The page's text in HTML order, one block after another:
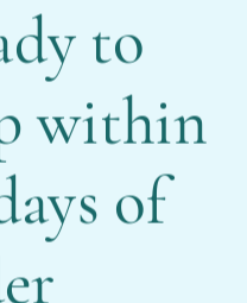
to
within
of